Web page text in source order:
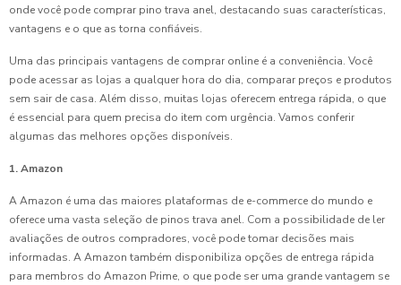
onde você pode comprar pino trava anel, destacando suas características,
vantagens e o que as torna confiáveis.
Uma das principais vantagens de comprar online é a conveniência. Você
pode acessar as lojas a qualquer hora do dia, comparar preços e produtos
sem sair de casa. Além disso, muitas lojas oferecem entrega rápida, o que
é essencial para quem precisa do item com urgência. Vamos conferir
algumas das melhores opções disponíveis.
1. Amazon
A Amazon é uma das maiores plataformas de e-commerce do mundo e
oferece uma vasta seleção de pinos trava anel. Com a possibilidade de ler
avaliações de outros compradores, você pode tomar decisões mais
informadas. A Amazon também disponibiliza opções de entrega rápida
para membros do Amazon Prime, o que pode ser uma grande vantagem se